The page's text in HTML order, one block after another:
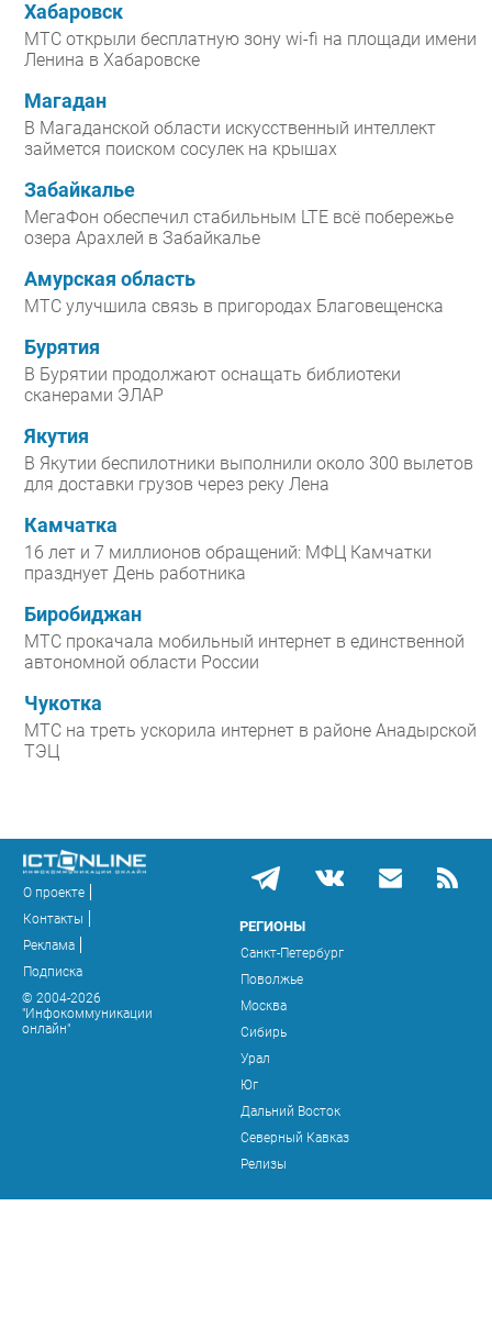
Хабаровск
МТС открыли бесплатную зону wi-fi на площади имени
Ленина в Хабаровске
Магадан
В Магаданской области искусственный интеллект
займется поиском сосулек на крышах
Забайкалье
МегаФон обеспечил стабильным LTE всё побережье
озера Арахлей в Забайкалье
Амурская область
МТС улучшила связь в пригородах Благовещенска
Бурятия
В Бурятии продолжают оснащать библиотеки
сканерами ЭЛАР
Якутия
В Якутии беспилотники выполнили около 300 вылетов
для доставки грузов через реку Лена
Камчатка
16 лет и 7 миллионов обращений: МФЦ Камчатки
празднует День работника
Биробиджан
МТС прокачала мобильный интернет в единственной
автономной области России
Чукотка
МТС на треть ускорила интернет в районе Анадырской
ТЭЦ
О проекте
Контакты
Реклама
Подписка
© 2004-2026
"Инфокоммуникации
онлайн"
РЕГИОНЫ
Санкт-Петербург
Поволжье
Москва
Сибирь
Урал
Юг
Дальний Восток
Северный Кавказ
Релизы